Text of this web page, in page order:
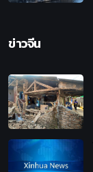
ข่าวจีน